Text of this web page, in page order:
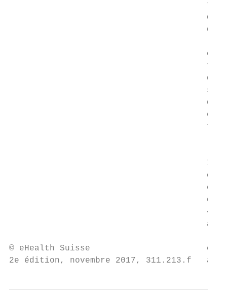
de
de
en
Il
on
«
© eHealth Suisse
2e édition, novembre 2017, 311.213.f